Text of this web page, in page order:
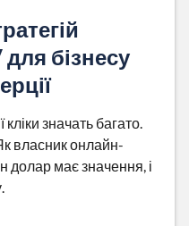
бізнесу
кліки значать багато.
власник онлайн-
долар має значення, і